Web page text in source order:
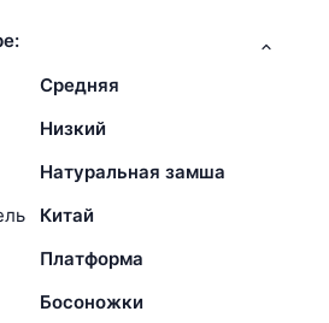
Средняя
Низкий
Натуральная замша
Китай
Платформа
Босоножки